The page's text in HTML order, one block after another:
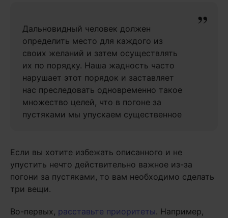
Дальновидный человек должен
определить место для каждого из
своих желаний и затем осуществлять
их по порядку. Наша жадность часто
нарушает этот порядок и заставляет
нас преследовать одновременно такое
множество целей, что в погоне за
пустяками мы упускаем существенное
Если вы хотите избежать описанного и не
упустить нечто действительно важное из-за
погони за пустяками, то вам необходимо сделать
три вещи.
Во-первых, расставьте приоритеты. Например,